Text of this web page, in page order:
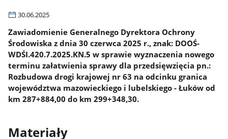
30.06.2025
Zawiadomienie Generalnego Dyrektora Ochrony
Środowiska z dnia 30 czerwca 2025 r., znak: DOOŚ-
WDŚI.420.7.2025.KN.5 w sprawie wyznaczenia nowego
terminu załatwienia sprawy dla przedsięwzięcia pn.:
Rozbudowa drogi krajowej nr 63 na odcinku granica
województwa mazowieckiego i lubelskiego - Łuków od
km 287+884,00 do km 299+348,30.
Materiały